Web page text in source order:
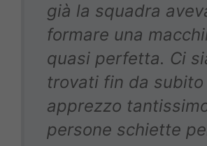
già la squadra
formare una
quasi perfetta. Ci
trovati fin da subito
apprezzo
persone schiette